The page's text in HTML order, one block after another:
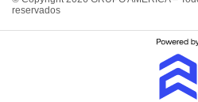
reservados